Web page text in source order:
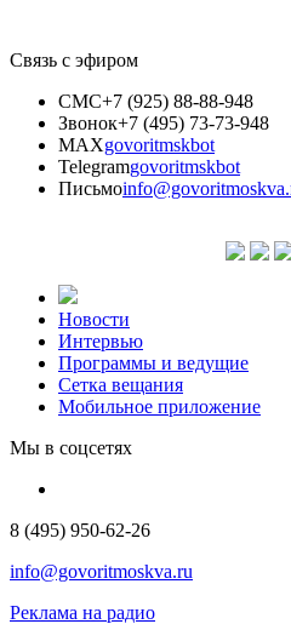
Связь с эфиром
СМС+7 (925) 88-88-948
Звонок+7 (495) 73-73-948
MAXgovoritmskbot
Telegramgovoritmskbot
Письмо
Новости
Интервью
Программы и ведущие
Сетка вещания
Мобильное приложение
Мы в соцсетях
8 (495) 950-62-26
info@govoritmoskva.ru
Реклама на радио